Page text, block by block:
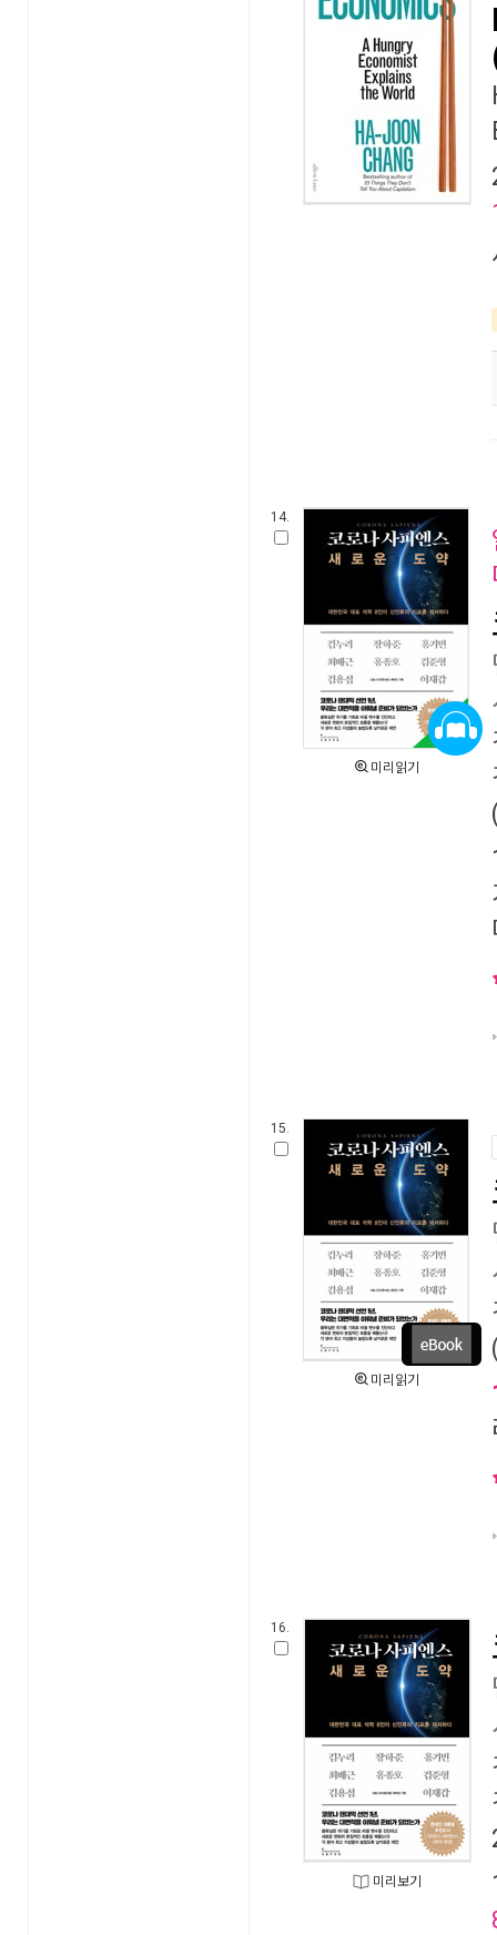
14.
미리읽기
15.
미리읽기
16.
미리보기